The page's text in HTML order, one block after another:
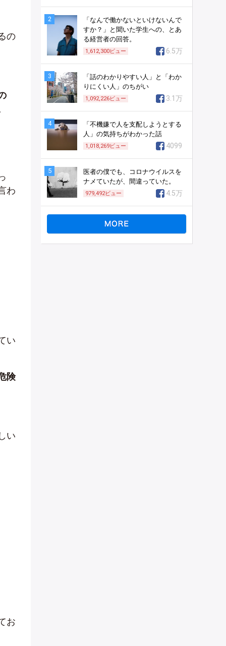
の
わ
い
険
い
お
2
「なんで働かないといけないんで
すか？」と聞いた学生への、とあ
る経営者の回答。
1,612,300ビュー 6.5万
3
「話のわかりやすい人」と「わか
りにくい人」のちがい
1,092,226ビュー 3.1万
4
「不機嫌で人を支配しようとする
人」の気持ちがわかった話
1,018,269ビュー 4099
5
医者の僕でも、コロナウイルスを
ナメていたが、間違っていた。
979,492ビュー 4.5万